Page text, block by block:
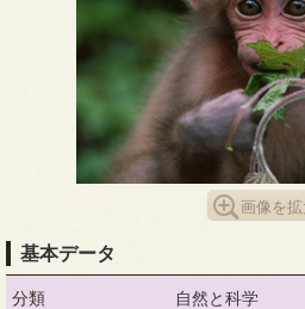
画像を拡
基本データ
分類 自然と科学